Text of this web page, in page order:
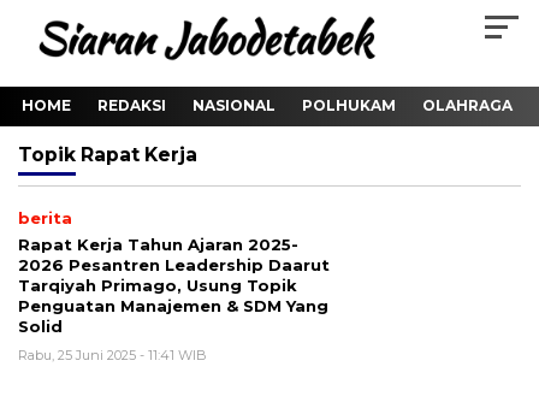
HOME REDAKSI NASIONAL POLHUKAM OLAHRAGA
Topik Rapat Kerja
berita
Rapat Kerja Tahun Ajaran 2025-
2026 Pesantren Leadership Daarut
Tarqiyah Primago, Usung Topik
Penguatan Manajemen & SDM Yang
Solid
Rabu, 25 Juni 2025 - 11:41 WIB